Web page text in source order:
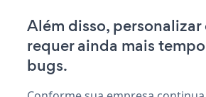
Além disso,
requer ainda mais
bugs.